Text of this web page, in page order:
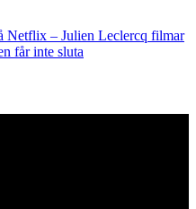
Netflix – Julien Leclercq filmar
får inte sluta